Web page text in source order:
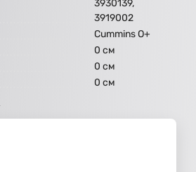
3930139,
3919002
Cummins O+
0 см
0 см
0 см